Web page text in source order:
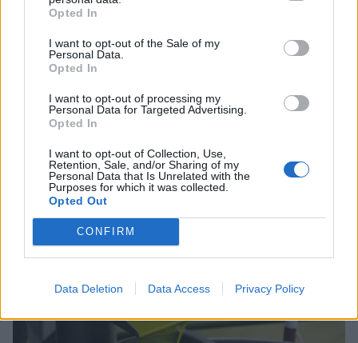
Opted In
I want to opt-out of the Sale of my
Personal Data.
Opted In
I want to opt-out of processing my
Personal Data for Targeted Advertising.
Opted In
I want to opt-out of Collection, Use,
Retention, Sale, and/or Sharing of my
Personal Data that Is Unrelated with the
Purposes for which it was collected.
Opted Out
CONFIRM
Data Deletion Data Access Privacy Policy
Σχέδια Βελτίωσης: Υπεγράφη η Κοινή
Απόφαση με δημόσια δαπάνη 263,5 εκατ.
ευρώ
08/08/2026 11:09